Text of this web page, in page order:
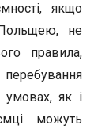
якщо
Польщею, не
правила,
умовах, як і
можуть